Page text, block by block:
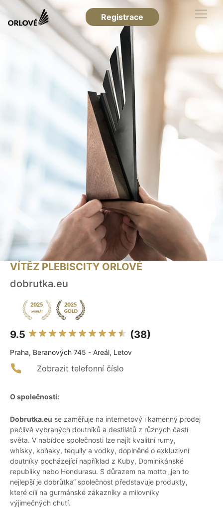
Registrace
VÍTĚZ PLEBISCITY ORLOVÉ
dobrutka.eu
9.5 (38)
Praha, Beranových 745 - Areál, Letov
Zobrazit telefonní číslo
O společnosti:
Dobrutka.eu se zaměřuje na internetový i kamenný prodej
pečlivě vybraných doutníků a destilátů z různých částí
světa. V nabídce společnosti lze najít kvalitní rumy,
whisky, koňaky, tequily a vodky, doplněné o exkluzivní
doutníky pocházející například z Kuby, Dominikánské
republiky nebo Hondurasu. S důrazem na motto „jen to
nejlepší je dobrůtka“ společnost představuje produkty,
které cílí na gurmánské zákazníky a milovníky
výjimečných chutí.